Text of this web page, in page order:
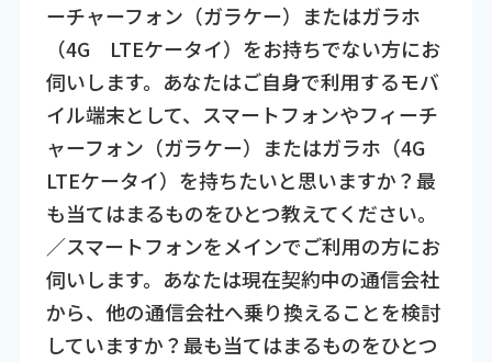
ーチャーフォン（ガラケー）またはガラホ
（4G LTEケータイ）をお持ちでない方にお
伺いします。あなたはご自身で利用するモバ
イル端末として、スマートフォンやフィーチ
ャーフォン（ガラケー）またはガラホ（4G
LTEケータイ）を持ちたいと思いますか？最
も当てはまるものをひとつ教えてください。
／スマートフォンをメインでご利用の方にお
伺いします。あなたは現在契約中の通信会社
から、他の通信会社へ乗り換えることを検討
していますか？最も当てはまるものをひとつ